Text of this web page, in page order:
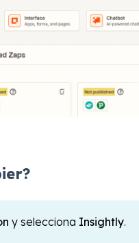
y selecciona Insightly.